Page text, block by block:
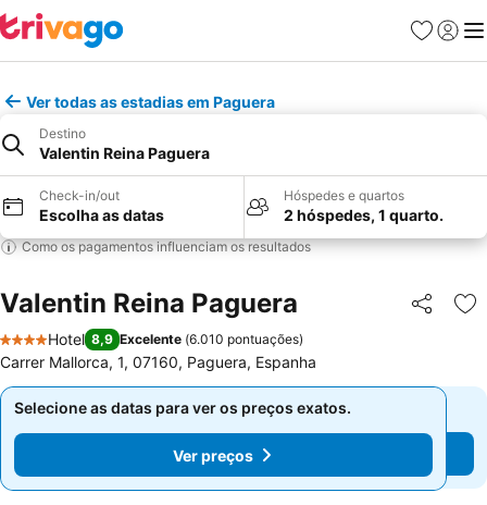
Favoritos
Iniciar
Ver todas as estadias em Paguera
Destino
Valentin Reina Paguera
Check-in/out
Escolha as datas
Hóspedes e quartos
2 hóspedes, 1 quarto.
Como os pagamentos influenciam os resultados
Valentin Reina Paguera Partilhar
4 Estrelas
Hotel 8,9 Excelente (6.010 pontuações)
Carrer Mallorca, 1, 07160, Paguera, Espanha
Selecione as datas para ver os preços exatos.
Ver preços
Selecione as datas para ver os preços exatos.
Ver preços